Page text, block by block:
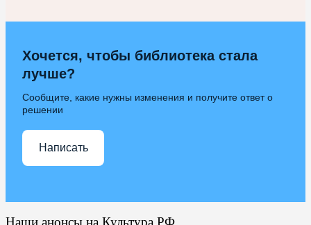
Хочется, чтобы библиотека стала
лучше?
Сообщите, какие нужны изменения и получите ответ о
решении
Написать